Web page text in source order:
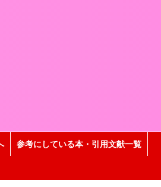
参考にしている本・引用文献一覧